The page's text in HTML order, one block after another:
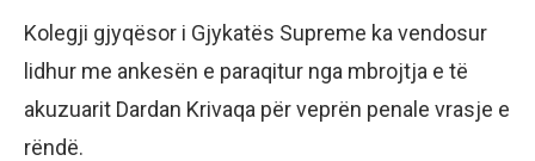
Kolegji gjyqësor i Gjykatës Supreme ka vendosur
lidhur me ankesën e paraqitur nga mbrojtja e të
akuzuarit Dardan Krivaqa për veprën penale vrasje e
rëndë.